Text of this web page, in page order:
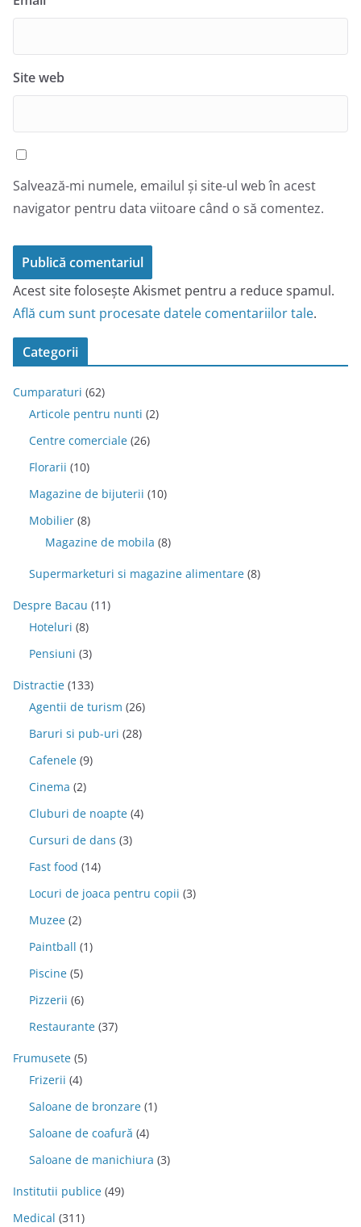
Site web
Salvează-mi numele, emailul și site-ul web în acest
navigator pentru data viitoare când o să comentez.
Acest site folosește Akismet pentru a reduce spamul.
Află cum sunt procesate datele comentariilor tale.
Categorii
Cumparaturi (62)
Articole pentru nunti (2)
Centre comerciale (26)
Florarii (10)
Magazine de bijuterii (10)
Mobilier (8)
Magazine de mobila (8)
Supermarketuri si magazine alimentare (8)
Despre Bacau (11)
Hoteluri (8)
Pensiuni (3)
Distractie (133)
Agentii de turism (26)
Baruri si pub-uri (28)
Cafenele (9)
Cinema (2)
Cluburi de noapte (4)
Cursuri de dans (3)
Fast food (14)
Locuri de joaca pentru copii (3)
Muzee (2)
Paintball (1)
Piscine (5)
Pizzerii (6)
Restaurante (37)
Frumusete (5)
Frizerii (4)
Saloane de bronzare (1)
Saloane de coafură (4)
Saloane de manichiura (3)
Institutii publice (49)
Medical (311)